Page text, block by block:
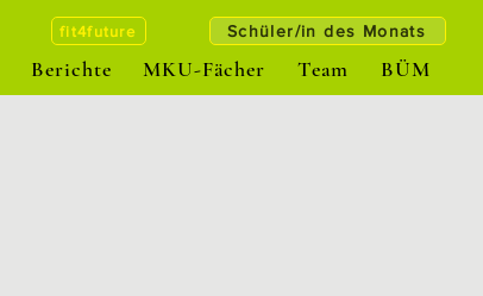
fit4future Schüler/in des Monats
Berichte MKU-Fächer Team BÜM